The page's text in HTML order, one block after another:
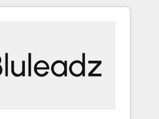
Monthly tune-ups,
for the work.
通基盤に、AIエージェントを
・部門が分立する組織で、デ
スのサイロ化を、CRMを軸と